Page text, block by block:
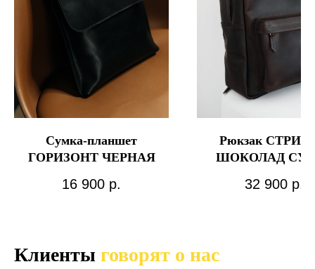
Сумка-планшет
ГОРИЗОНТ ЧЕРНАЯ
16 900 р.
Рюкзак СТРИТ
ШОКОЛАД
32 900 р.
Клиенты говорят о нас